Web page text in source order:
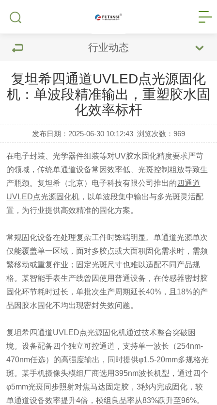
行业动态
复坦希四通道UVLED点光源固化
机：单波段精准输出，重塑胶水固
化效率标杆
发布日期：2025-06-30 10:12:43 浏览次数：969
在电子封装、光学器件组装等对UV胶水固化精度要求严苛
的领域，传统单通道设备常因效率低、光斑控制粗放导致生
产瓶颈。复坦希（北京）电子科技有限公司推出的 四通道
UVLED点光源固化机 ，以单波段集中输出与多光斑灵活配
置，为行业提供高效精准的固化方案。
常规固化设备在处理复杂工件时弊端明显。单通道光源单次
仅能覆盖单一区域，面对多胶点或大面积固化需求时，需频
繁移动或重复作业；固定光斑尺寸也难以适配不同产品规
格。某智能手表生产线曾因使用普通设备，在传感器密封胶
固化环节耗时过长，单批次生产周期延长40%，且18%的产
品因胶水固化不均出现密封失效问题。
复坦希四通道UVLED点光源固化机通过技术整合突破困
境。设备配备四个独立可控通道，支持单一波长（254nm-
470nm任选）的高强度输出，同时提供φ1.5-20mm多规格光
斑。某手机摄像头模组厂商选用395nm波长机型，通过四个
φ5mm光斑同步照射对焦马达固定胶，3秒内完成固化，较
单通道设备效率提升4倍，模组良品率从83%跃升至96%。